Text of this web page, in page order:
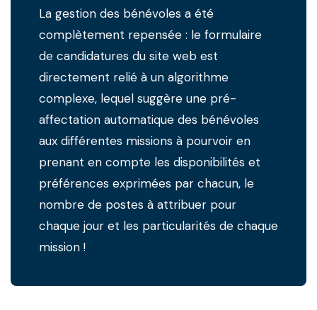
La gestion des bénévoles a été
complètement repensée : le formulaire
de candidatures du site web est
directement relié à un algorithme
complexe, lequel suggère une pré-
affectation automatique des bénévoles
aux différentes missions à pourvoir en
prenant en compte les disponibilités et
préférences exprimées par chacun, le
nombre de postes à attribuer pour
chaque jour et les particularités de chaque
mission !